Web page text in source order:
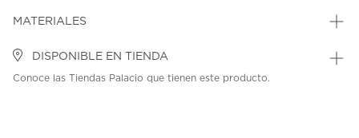
MATERIALES
DISPONIBLE EN TIENDA
Conoce las Tiendas Palacio que tienen este producto.